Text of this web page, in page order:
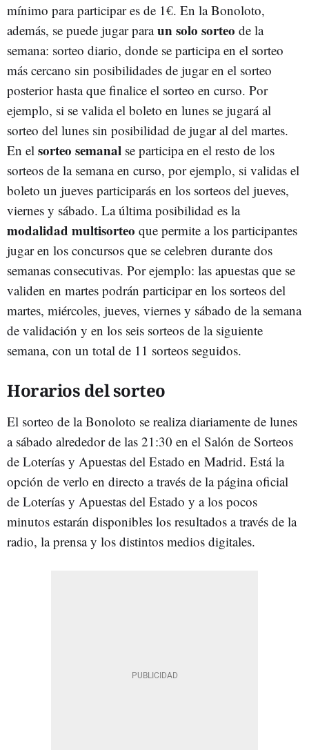
mínimo para participar es de 1€. En la Bonoloto,
además, se puede jugar paraun solo sorteo de la
semana: sorteo diario, donde se participa en el sorteo
más cercano sin posibilidades de jugar en el sorteo
posterior hasta que finalice el sorteo en curso. Por
ejemplo, si se valida el boleto en lunes se jugará al
sorteo del lunes sin posibilidad de jugar al del martes.
En el sorteo semanal se participa en el resto de los
sorteos de la semana en curso, por ejemplo, si validas el
boleto un jueves participarás en los sorteos del jueves,
viernes y sábado. La última posibilidad es la
modalidad multisorteo que permite a los participantes
jugar en los concursos que se celebren durante dos
semanas consecutivas. Por ejemplo: las apuestas que se
validen en martes podrán participar en los sorteos del
martes, miércoles, jueves, viernes y sábado de la semana
de validación y en los seis sorteos de la siguiente
semana, con un total de 11 sorteos seguidos.
Horarios del sorteo
El sorteo de la Bonoloto se realiza diariamente de lunes
a sábado alrededor de las 21:30 en el Salón de Sorteos
de Loterías y Apuestas del Estado en Madrid. Está la
opción de verlo en directo a través de la página oficial
de Loterías y Apuestas del Estado y a los pocos
minutos estarán disponibles los resultados a través de la
radio, la prensa y los distintos medios digitales.